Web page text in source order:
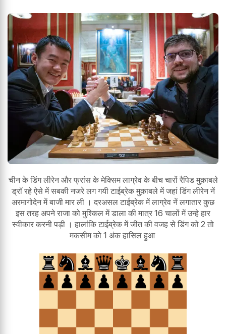
चीन के डिंग लीरेन और फ्रांस के मेक्सिम लाग्रेव के बीच चारों रैपिड मुक़ाबले
ड्रॉ रहे ऐसे में सबकी नजरे लग गयी टाईब्रेक मुक़ाबले में जहां डिंग लीरेन नें
अरमागोदेन में बाजी मार ली । दरअसल टाईब्रेक में लाग्रेव नें लगातार कुछ
इस तरह अपने राजा को मुश्किल में डाला की मात्र 16 चालों में उन्हे हार
स्वीकार करनी पड़ी । हालांकि टाईब्रेक में जीत की वजह से डिंग को 2 तो
मकसीम को 1 अंक हासिल हुआ